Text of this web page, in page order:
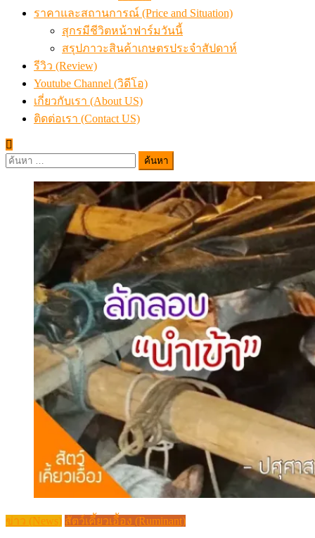
ติดต่อเรา (Contact US)
สำหรับ:
ข่าว (News) สัตว์เคี้ยวเอื้อง (Ruminant)
รวบผู้ขน “วัว” คาดลอบนำเข้าจากเมีย
นมาร์ ส่งเชียงใหม่
27/07/202327/07/2023Author
Pasusart News Comment(0)
อธิบดีกรมปศุสัตว์ เผย ชุดเฉพาะกิจกรมปศุสัตว์ร่วม
กับเจ้าหน้าที่กองร้อยทหารพรานที่ 3603 จับกุมการ